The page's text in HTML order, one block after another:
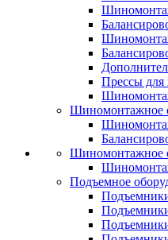
Прессы для
Шиномонтажное
Шиномонтажное
Подъемное